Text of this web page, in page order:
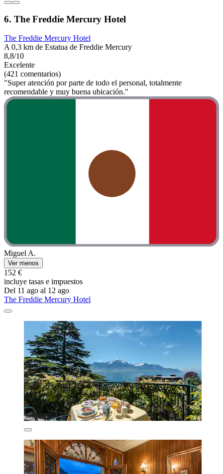
6. The Freddie Mercury Hotel
The Freddie Mercury Hotel
A 0,3 km de Estatua de Freddie Mercury
8,8/10
Excelente
(421 comentarios)
"Super atención por parte de todo el personal, totalmente
recomendable y muy buena ubicación."
Miguel A.
Ver menos
152 €
incluye tasas e impuestos
Del 11 ago al 12 ago
The Freddie Mercury Hotel